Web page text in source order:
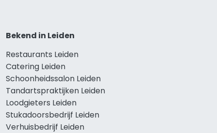
Bekend in Leiden
Restaurants Leiden
Catering Leiden
Schoonheidssalon Leiden
Tandartspraktijken Leiden
Loodgieters Leiden
Stukadoorsbedrijf Leiden
Verhuisbedrijf Leiden